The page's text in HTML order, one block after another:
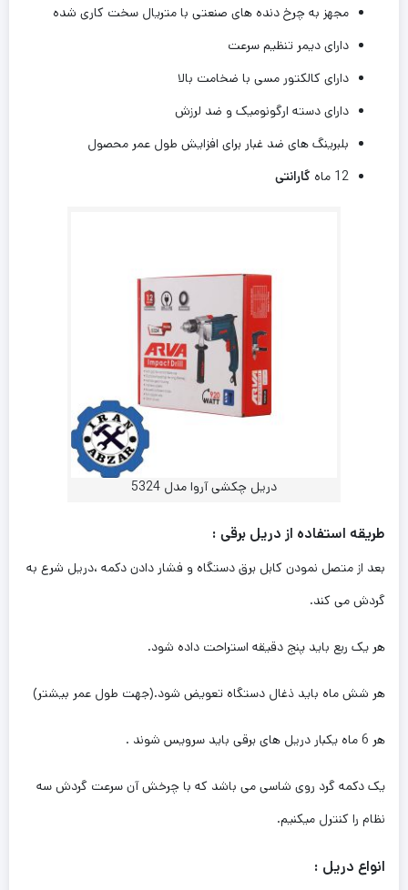
مجهز به چرخ دنده های صنعتی با متریال سخت کاری شده
دارای دیمر تنظیم سرعت
دارای کالکتور مسی با ضخامت بالا
دارای دسته ارگونومیک و ضد لرزش
بلبرینگ های ضد غبار برای افزایش طول عمر محصول
12 ماه
گارانتی
دریل چکشی آروا مدل 5324
طریقه استفاده از دریل برقی :
بعد از متصل نمودن کابل برق دستگاه و فشار دادن دکمه ،دریل شرع به
گردش می کند.
هر یک ربع باید پنج دقیقه استراحت داده شود.
هر شش ماه باید ذغال دستگاه تعویض شود.(جهت طول عمر بیشتر)
هر 6 ماه یکبار دریل های برقی باید سرویس شوند .
یک دکمه گرد روی شاسی می باشد که با چرخش آن سرعت گردش سه
نظام را کنترل میکنیم.
انواع دریل :